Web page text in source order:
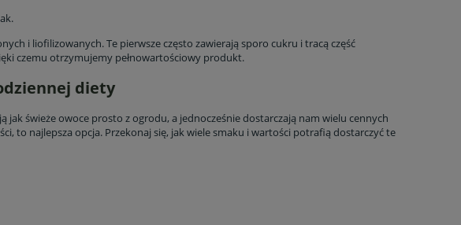
i liofilizowanych. Te pierwsze często zawierają sporo cukru i tracą część
czemu otrzymujemy pełnowartościowy produkt.
diety
jak świeże owoce prosto z ogrodu, a jednocześnie dostarczają nam wielu cennych
to najlepsza opcja. Przekonaj się, jak wiele smaku i wartości potrafią dostarczyć te